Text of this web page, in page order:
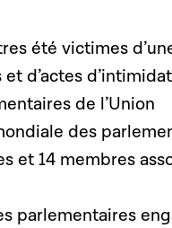
été victimes
d’actes
de l’Union
des
et 14 membres
parlementaires